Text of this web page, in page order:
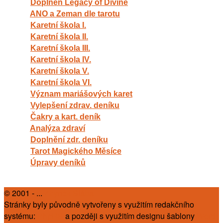
Doplněn Legacy of Divine
ANO a Zeman dle tarotu
Karetní škola I.
Karetní škola II.
Karetní škola III.
Karetní škola IV.
Karetní škola V.
Karetní škola VI.
Význam mariášových karet
Vylepšení zdrav. deníku
Čakry a kart. deník
Analýza zdraví
Doplnění zdr. deníku
Tarot Magického Měsíce
Úpravy deníků
© 2001 - ...
Stránky byly původně vytvořeny s využitím redakčního
systému:
a později s využitím designu šablony